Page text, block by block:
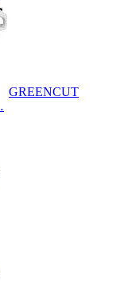
GREENCUT